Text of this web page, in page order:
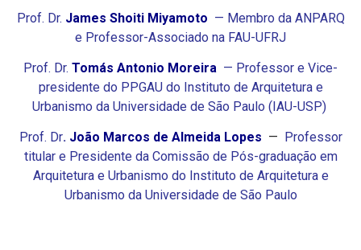
Prof. Dr. James Shoiti Miyamoto — Membro da ANPARQ
e Professor-Associado na FAU-UFRJ
Prof. Dr. Tomás Antonio Moreira — Professor e Vice-
presidente do PPGAU do Instituto de Arquitetura e
Urbanismo da Universidade de São Paulo (IAU-USP)
Prof. Dr. João Marcos de Almeida Lopes —
Professor
titular e Presidente da Comissão de Pós-graduação em
Arquitetura e Urbanismo do Instituto de Arquitetura e
Urbanismo da Universidade de São Paulo